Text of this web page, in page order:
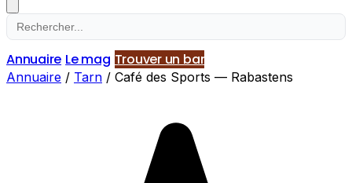
Annuaire Le mag Trouver un bar
Annuaire / Tarn / Café des Sports — Rabastens